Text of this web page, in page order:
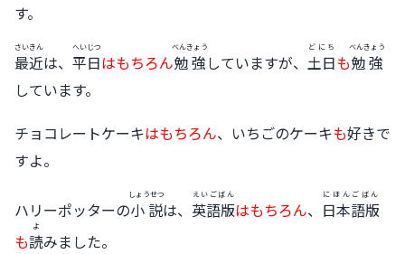
す。
最近
さいきん
は、 平日
へいじつ
はもちろん勉強
べんきょう
していますが、 土日
どにち
も勉強
べんきょう
しています。
チョコレートケーキはもちろん、いちごのケーキも好きで
すよ。
ハリーポッターの小説
しょうせつ
は、 英語版
えいごばん
はもちろん、 日本語版
にほんごばん
も読
よ
みました。